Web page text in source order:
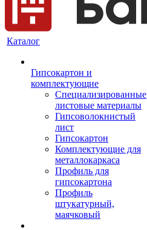
Каталог
Гипсокартон и
комплектующие
Специализированные
листовые материалы
Гипсоволокнистый
лист
Гипсокартон
Комплектующие для
металлокаркаса
Профиль для
гипсокартона
Профиль
штукатурный,
маячковый